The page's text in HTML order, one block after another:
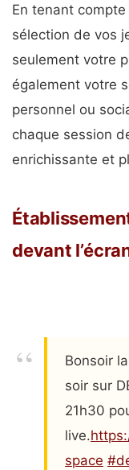
En tenant
sélection de vos
seulement votre
également votre
personnel ou
chaque session
enrichissante et
devant
Bonsoir
soir sur
21h30
live.
space